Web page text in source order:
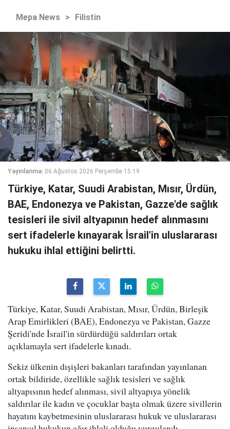
Mepa News > Filistin
Yayınlanma: 06 Ağustos 2026 Perşembe 15:19
Türkiye, Katar, Suudi Arabistan, Mısır, Ürdün,
BAE, Endonezya ve Pakistan, Gazze'de sağlık
tesisleri ile sivil altyapının hedef alınmasını
sert ifadelerle kınayarak İsrail'in uluslararası
hukuku ihlal ettiğini belirtti.
Türkiye, Katar, Suudi Arabistan, Mısır, Ürdün, Birleşik
Arap Emirlikleri (BAE), Endonezya ve Pakistan, Gazze
Şeridi'nde İsrail'in sürdürdüğü saldırıları ortak
açıklamayla sert ifadelerle kınadı.
Sekiz ülkenin dışişleri bakanları tarafından yayınlanan
ortak bildiride, özellikle sağlık tesisleri ve sağlık
altyapısının hedef alınması, sivil altyapıya yönelik
saldırılar ile kadın ve çocuklar başta olmak üzere sivillerin
hayatını kaybetmesinin uluslararası hukuk ve uluslararası